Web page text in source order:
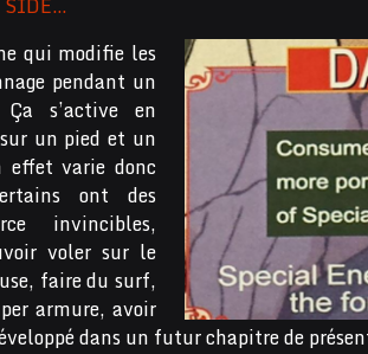
qui modifie les
pendant un
s’active en
un pied et un
effet varie donc
ont des
invincibles,
voler sur le
faire du surf,
armure, avoir
dans un futur chapitre de